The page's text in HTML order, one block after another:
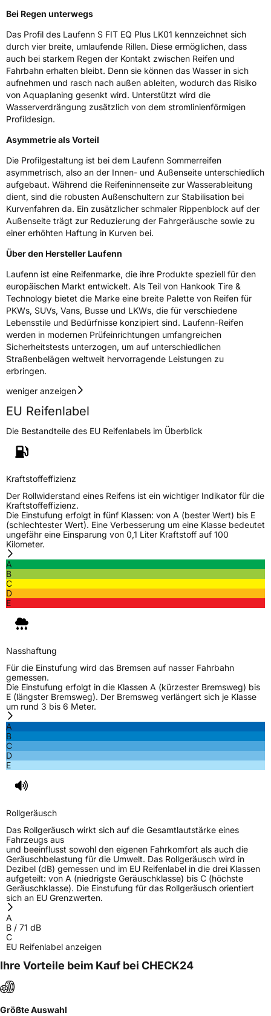
Rollgeräusch (dB)71
FahrzeugklasseC1
3PMSF / Schneeflockensymbol / Alpine-SymbolNein
Eisgrip
Nein
EPREL ID526103
HerstellerkontaktHankook Tire Europe GmbH, Siemensstr. 14
D-63263 Neu-Isenburg Deutschland,
technik@hankookreifen.de
Bei Regen unterwegs
Das Profil des Laufenn S FIT EQ Plus LK01 kennzeichnet sich
durch vier breite, umlaufende Rillen. Diese ermöglichen, dass
auch bei starkem Regen der Kontakt zwischen Reifen und
Fahrbahn erhalten bleibt. Denn sie können das Wasser in sich
aufnehmen und rasch nach außen ableiten, wodurch das Risiko
von Aquaplaning gesenkt wird. Unterstützt wird die
Wasserverdrängung zusätzlich von dem stromlinienförmigen
Profildesign.
Asymmetrie als Vorteil
Die Profilgestaltung ist bei dem Laufenn Sommerreifen
asymmetrisch, also an der Innen- und Außenseite unterschiedlich
aufgebaut. Während die Reifeninnenseite zur Wasserableitung
dient, sind die robusten Außenschultern zur Stabilisation bei
Kurvenfahren da. Ein zusätzlicher schmaler Rippenblock auf der
Außenseite trägt zur Reduzierung der Fahrgeräusche sowie zu
einer erhöhten Haftung in Kurven bei.
Über den Hersteller Laufenn
Laufenn ist eine Reifenmarke, die ihre Produkte speziell für den
europäischen Markt entwickelt. Als Teil von Hankook Tire &
Technology bietet die Marke eine breite Palette von Reifen für
PKWs, SUVs, Vans, Busse und LKWs, die für verschiedene
Lebensstile und Bedürfnisse konzipiert sind. Laufenn-Reifen
werden in modernen Prüfeinrichtungen umfangreichen
Sicherheitstests unterzogen, um auf unterschiedlichen
Straßenbelägen weltweit hervorragende Leistungen zu
erbringen.
weniger anzeigen
EU Reifenlabel
Die Bestandteile des EU Reifenlabels im Überblick
Kraftstoffeffizienz
Der Rollwiderstand eines Reifens ist ein wichtiger Indikator für die
Kraftstoffeffizienz.
Die Einstufung erfolgt in fünf Klassen: von A (bester Wert) bis E
(schlechtester Wert). Eine Verbesserung um eine Klasse bedeutet
ungefähr eine Einsparung von 0,1 Liter Kraftstoff auf 100
Kilometer.
A
B
C
D
E
Nasshaftung
Für die Einstufung wird das Bremsen auf nasser Fahrbahn
gemessen.
Die Einstufung erfolgt in die Klassen A (kürzester Bremsweg) bis
E (längster Bremsweg). Der Bremsweg verlängert sich je Klasse
um rund 3 bis 6 Meter.
A
B
C
D
E
Rollgeräusch
Das Rollgeräusch wirkt sich auf die Gesamtlautstärke eines
Fahrzeugs aus
und beeinflusst sowohl den eigenen Fahrkomfort als auch die
Geräuschbelastung für die Umwelt. Das Rollgeräusch wird in
Dezibel (dB) gemessen und im EU Reifenlabel in die drei Klassen
aufgeteilt: von A (niedrigste Geräuschklasse) bis C (höchste
Geräuschklasse). Die Einstufung für das Rollgeräusch orientiert
sich an EU Grenzwerten.
A
B / 71 dB
C
EU Reifenlabel anzeigen
Ihre Vorteile beim Kauf bei CHECK24
Größte Auswahl